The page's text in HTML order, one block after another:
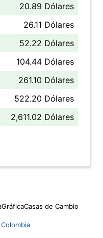
20.89 Dólares
26.11 Dólares
52.22 Dólares
104.44 Dólares
261.10 Dólares
522.20 Dólares
2,611.02 Dólares
GráficaCasas de Cambio